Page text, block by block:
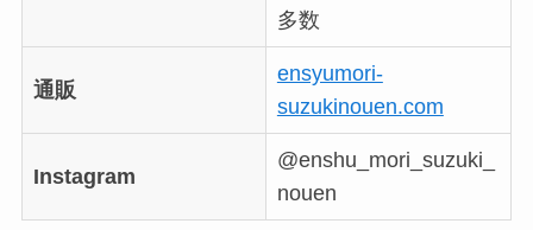
多数
通販
ensyumori-
suzukinouen.com
Instagram
@enshu_mori_suzuki_
nouen